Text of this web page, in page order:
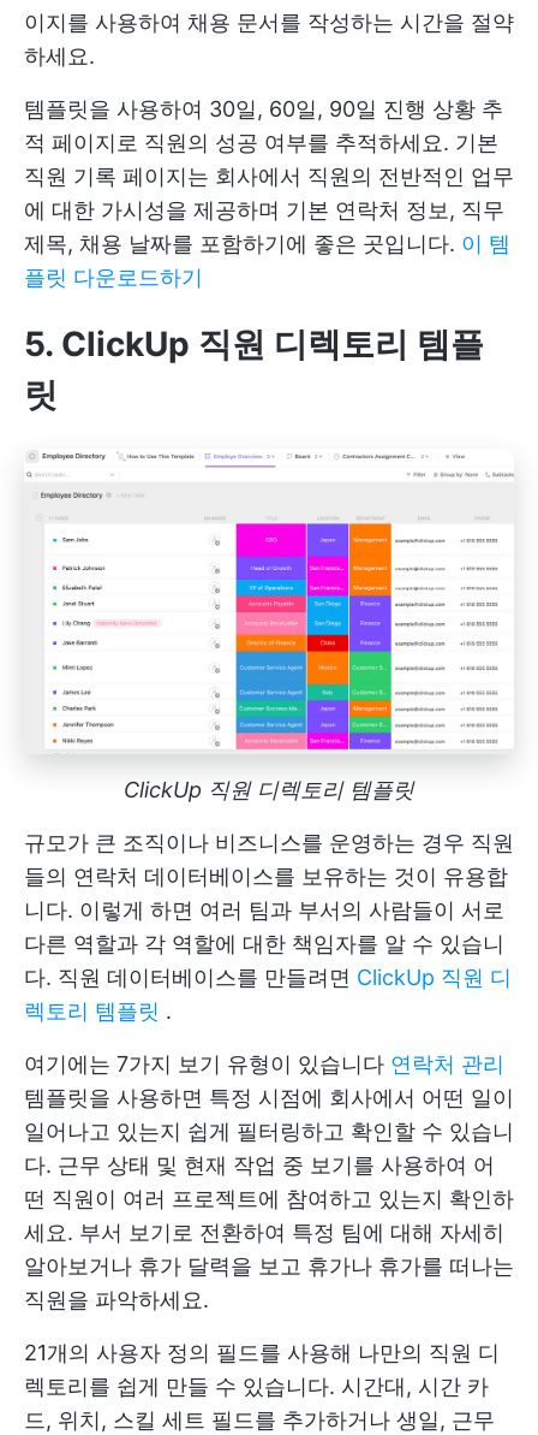
이지를 사용하여 채용 문서를 작성하는 시간을 절약
하세요.
템플릿을 사용하여 30일, 60일, 90일 진행 상황 추
적 페이지로 직원의 성공 여부를 추적하세요. 기본
직원 기록 페이지는 회사에서 직원의 전반적인 업무
에 대한 가시성을 제공하며 기본 연락처 정보, 직무
제목, 채용 날짜를 포함하기에 좋은 곳입니다. 이 템
플릿 다운로드하기
5. ClickUp 직원 디렉토리 템플
릿
ClickUp 직원 디렉토리 템플릿
규모가 큰 조직이나 비즈니스를 운영하는 경우 직원
들의 연락처 데이터베이스를 보유하는 것이 유용합
니다. 이렇게 하면 여러 팀과 부서의 사람들이 서로
다른 역할과 각 역할에 대한 책임자를 알 수 있습니
다. 직원 데이터베이스를 만들려면 ClickUp 직원 디
렉토리 템플릿 .
여기에는 7가지 보기 유형이 있습니다 연락처 관리
템플릿을 사용하면 특정 시점에 회사에서 어떤 일이
일어나고 있는지 쉽게 필터링하고 확인할 수 있습니
다. 근무 상태 및 현재 작업 중 보기를 사용하여 어
떤 직원이 여러 프로젝트에 참여하고 있는지 확인하
세요. 부서 보기로 전환하여 특정 팀에 대해 자세히
알아보거나 휴가 달력을 보고 휴가나 휴가를 떠나는
직원을 파악하세요.
21개의 사용자 정의 필드를 사용해 나만의 직원 디
렉토리를 쉽게 만들 수 있습니다. 시간대, 시간 카
드, 위치, 스킬 세트 필드를 추가하거나 생일, 근무